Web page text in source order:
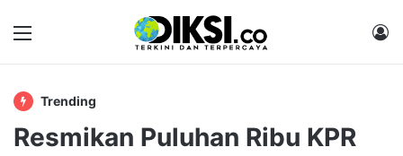
Menu
Trending
Resmikan Puluhan Ribu KPR